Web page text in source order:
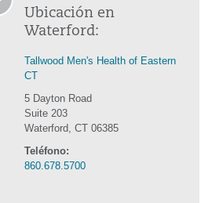
Ubicación en
Waterford:
Tallwood Men's Health of Eastern
CT
5 Dayton Road
Suite 203
Waterford, CT 06385
Teléfono:
860.678.5700